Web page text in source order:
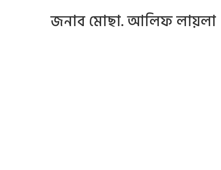
জনাব মোছা. আলিফ লায়লা